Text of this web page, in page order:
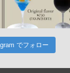
でフォロー